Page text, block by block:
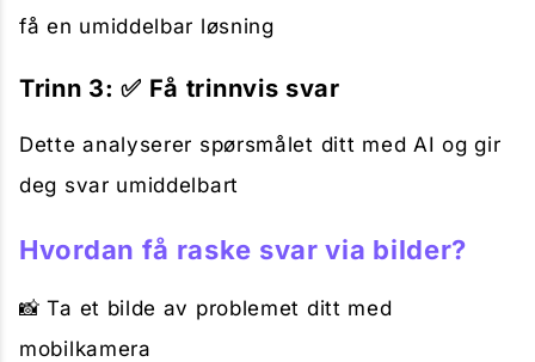
få en umiddelbar løsning
Trinn 3: ✅ Få trinnvis svar
Dette analyserer spørsmålet ditt med AI og gir
deg svar umiddelbart
Hvordan få raske svar via bilder?
📸 Ta et bilde av problemet ditt med
mobilkamera